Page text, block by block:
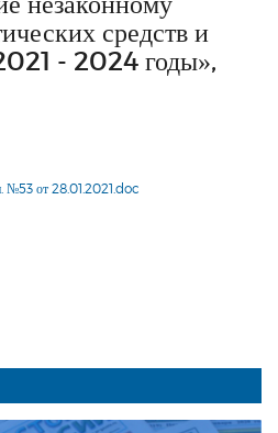
средств и
- 2024 годы»,
№53 от 28.01.2021.doc